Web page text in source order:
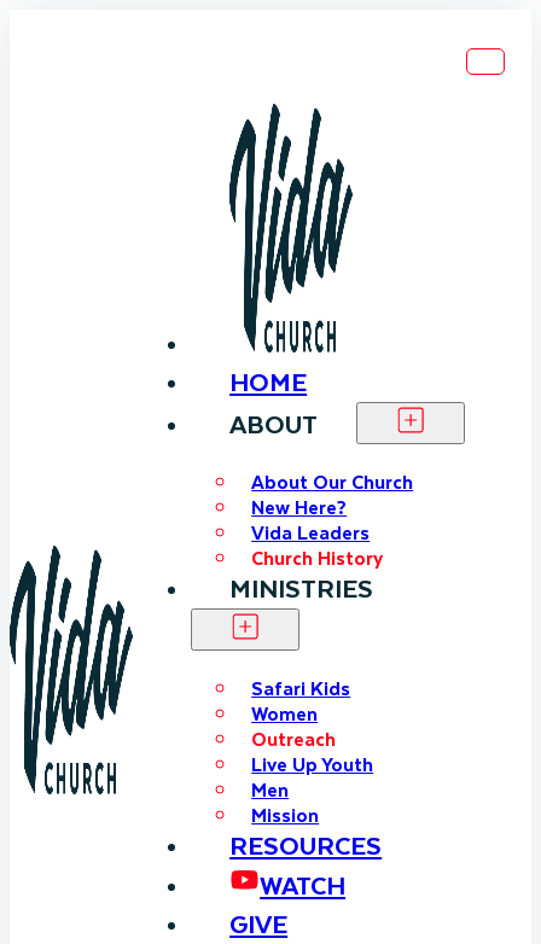
HOME
ABOUT
About Our Church
New Here?
Vida Leaders
Church History
MINISTRIES
Safari Kids
Women
Outreach
Live Up Youth
Men
Mission
RESOURCES
WATCH
GIVE